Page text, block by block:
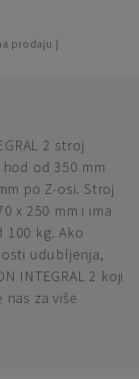
prodaju |
2 stroj
od 350 mm
po Z-osi. Stroj
x 250 mm i ima
kg. Ako
udubljenja,
INTEGRAL 2 koji
za više